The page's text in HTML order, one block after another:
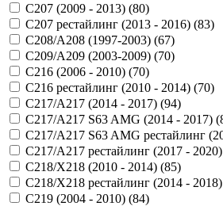
C207 (2009 - 2013) (80)
C207 рестайлинг (2013 - 2016) (83)
C208/A208 (1997-2003) (67)
C209/A209 (2003-2009) (70)
C216 (2006 - 2010) (70)
C216 рестайлинг (2010 - 2014) (70)
C217/A217 (2014 - 2017) (94)
C217/A217 S63 AMG (2014 - 2017) (
C217/A217 S63 AMG рестайлинг
C217/A217 рестайлинг (2017 -
C218/X218 (2010 - 2014) (85)
C218/X218 рестайлинг (2014 -
C219 (2004 - 2010) (84)